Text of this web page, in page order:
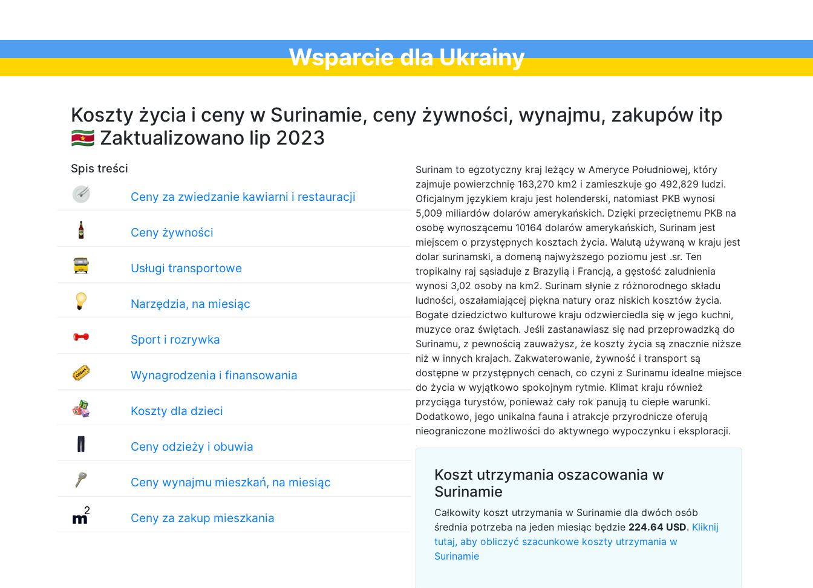
Wsparcie dla Ukrainy
Koszty życia i ceny w Surinamie, ceny żywności, wynajmu, zakupów itp
🇸🇷 Zaktualizowano lip 2023
Spis treści
Ceny za zwiedzanie kawiarni i restauracji
Ceny żywności
Usługi transportowe
Narzędzia, na miesiąc
Sport i rozrywka
Wynagrodzenia i finansowania
Koszty dla dzieci
Ceny odzieży i obuwia
Ceny wynajmu mieszkań, na miesiąc
Ceny za zakup mieszkania
Surinam to egzotyczny kraj leżący w Ameryce Południowej, który
zajmuje powierzchnię 163,270 km2 i zamieszkuje go 492,829 ludzi.
Oficjalnym językiem kraju jest holenderski, natomiast PKB wynosi
5,009 miliardów dolarów amerykańskich. Dzięki przeciętnemu PKB na
osobę wynoszącemu 10164 dolarów amerykańskich, Surinam jest
miejscem o przystępnych kosztach życia. Walutą używaną w kraju jest
dolar surinamski, a domeną najwyższego poziomu jest .sr. Ten
tropikalny raj sąsiaduje z Brazylią i Francją, a gęstość zaludnienia
wynosi 3,02 osoby na km2. Surinam słynie z różnorodnego składu
ludności, oszałamiającej piękna natury oraz niskich kosztów życia.
Bogate dziedzictwo kulturowe kraju odzwierciedla się w jego kuchni,
muzyce oraz świętach. Jeśli zastanawiasz się nad przeprowadzką do
Surinamu, z pewnością zauważysz, że koszty życia są znacznie niższe
niż w innych krajach. Zakwaterowanie, żywność i transport są
dostępne w przystępnych cenach, co czyni z Surinamu idealne miejsce
do życia w wyjątkowo spokojnym rytmie. Klimat kraju również
przyciąga turystów, ponieważ cały rok panują tu ciepłe warunki.
Dodatkowo, jego unikalna fauna i atrakcje przyrodnicze oferują
nieograniczone możliwości do aktywnego wypoczynku i eksploracji.
Koszt utrzymania oszacowania w
Surinamie
Całkowity koszt utrzymania w Surinamie dla dwóch osób
średnia potrzeba na jeden miesiąc będzie 224.64 USD. Kliknij
tutaj, aby obliczyć szacunkowe koszty utrzymania w
Surinamie